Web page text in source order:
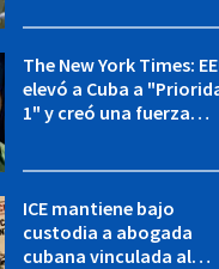
The New York Times:
elevó a Cuba a
1" y creó una fuerza
ICE mantiene bajo
custodia a abogada
cubana vinculada al